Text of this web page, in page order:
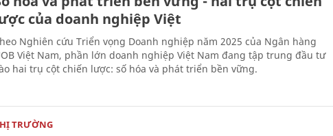
của doanh nghiệp Việt
Nghiên cứu Triển vọng Doanh nghiệp năm 2025 của Ngân hàng
Việt Nam, phần lớn doanh nghiệp Việt Nam đang tập trung đầu tư
hai trụ cột chiến lược: số hóa và phát triển bền vững.
TRƯỜNG